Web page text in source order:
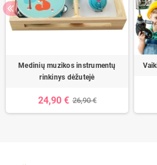
Medinių muzikos instrumentų
rinkinys dėžutejė
24,90 € 26,90 €